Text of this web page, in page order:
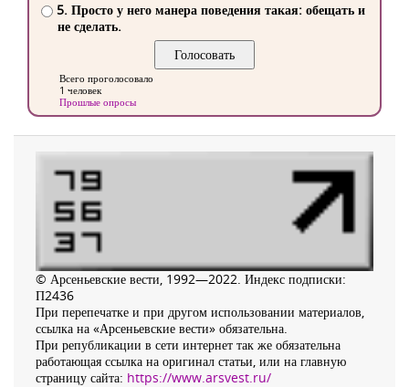
5. Просто у него манера поведения такая: обещать и
не сделать.
Всего проголосовало
1 человек
Прошлые опросы
© Арсеньевские вести, 1992—2022. Индекс подписки:
П2436
При перепечатке и при другом использовании материалов,
ссылка на «Арсеньевские вести» обязательна.
При републикации в сети интернет так же обязательна
работающая ссылка на оригинал статьи, или на главную
страницу сайта: https://www.arsvest.ru/